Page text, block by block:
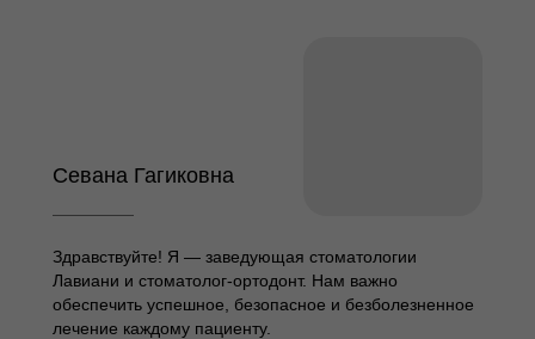
Севана Гагиковна
Здравствуйте! Я — заведующая стоматологии
Лавиани и стоматолог-ортодонт. Нам важно
обеспечить успешное, безопасное и безболезненное
лечение каждому пациенту.